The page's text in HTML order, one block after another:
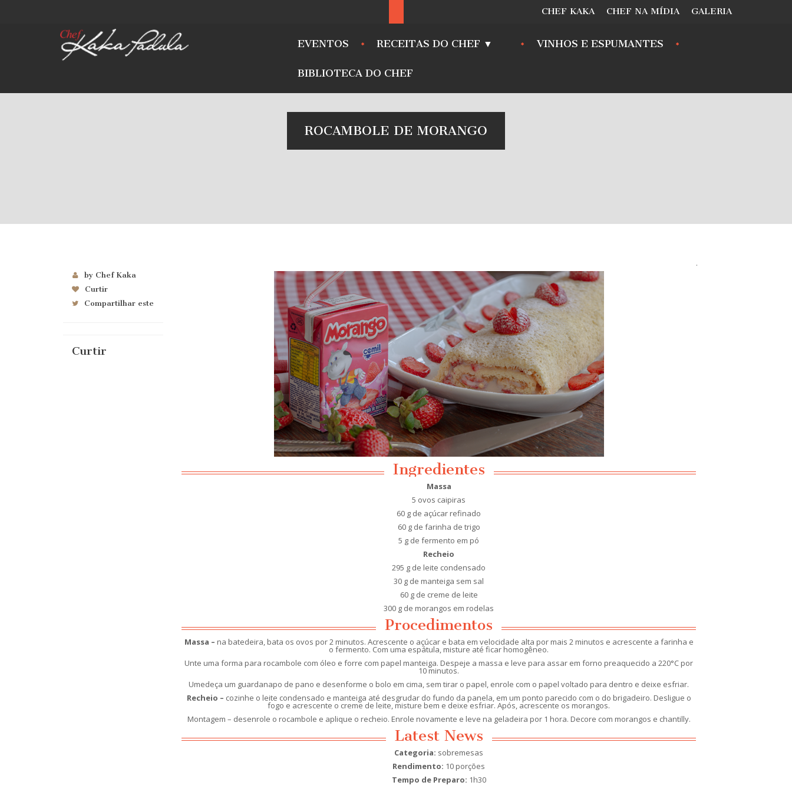
CHEF KAKA CHEF NA MÍDIA GALERIA
EVENTOS RECEITAS DO CHEF ▼ VINHOS E ESPUMANTES
BIBLIOTECA DO CHEF
ROCAMBOLE DE MORANGO
by Chef Kaka
Curtir
Compartilhar este
Curtir
Ingredientes
Massa
5 ovos caipiras
60 g de açúcar refinado
60 g de farinha de trigo
5 g de fermento em pó
Recheio
295 g de leite condensado
30 g de manteiga sem sal
60 g de creme de leite
300 g de morangos em rodelas
Procedimentos
Massa – na batedeira, bata os ovos por 2 minutos. Acrescente o açúcar e bata em velocidade alta por mais 2 minutos e acrescente a farinha e
o fermento. Com uma espátula, misture até ficar homogêneo.
Unte uma forma para rocambole com óleo e forre com papel manteiga. Despeje a massa e leve para assar em forno preaquecido a 220°C por
10 minutos.
Umedeça um guardanapo de pano e desenforme o bolo em cima, sem tirar o papel, enrole com o papel voltado para dentro e deixe esfriar.
Recheio – cozinhe o leite condensado e manteiga até desgrudar do fundo da panela, em um ponto parecido com o do brigadeiro. Desligue o
fogo e acrescente o creme de leite, misture bem e deixe esfriar. Após, acrescente os morangos.
Montagem – desenrole o rocambole e aplique o recheio. Enrole novamente e leve na geladeira por 1 hora. Decore com morangos e chantilly.
Latest News
Categoria: sobremesas
Rendimento: 10 porções
Tempo de Preparo: 1h30
.